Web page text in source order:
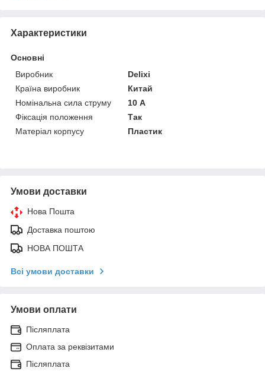
Характеристики
Основні
Виробник
Delixi
Країна виробник
Китай
Номінальна сила струму
10 А
Фіксація положення
Так
Матеріал корпусу
Пластик
Умови доставки
Нова Пошта
Доставка поштою
НОВА ПОШТА
Всі умови доставки
Умови оплати
Післяплата
Оплата за реквізитами
Післяплата